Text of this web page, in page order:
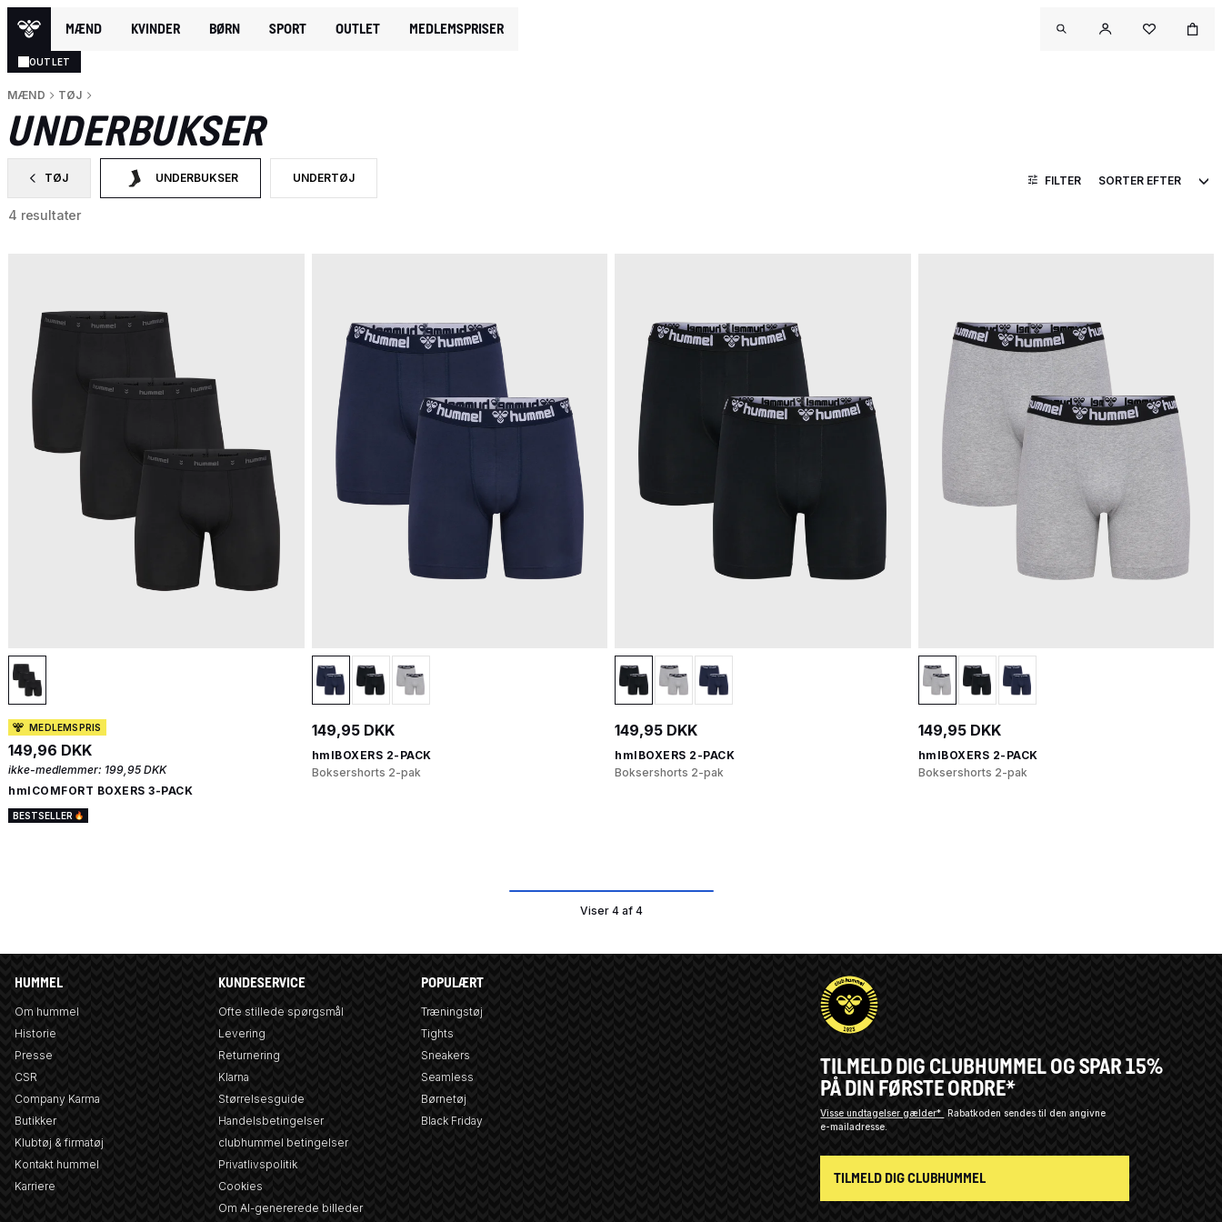
MÆND KVINDER BØRN SPORT OUTLET MEDLEMSPRISER
OUTLET
MÆND TØJ
UNDERBUKSER
TØJ
FILTRER EFTER CATEGORY: TØJ
UNDERBUKSER
VALGT I ØJEBLIKKET FILTRERES EFTER CATEGORY: UNDERBUKSER
UNDERTØJ
FILTRER EFTER PRODUKTTYPE: UNDERTØJ FILTER
4 resultater
MEDLEMSPRIS
149,96 DKK
ikke-medlemmer: 199,95 DKK
hmlCOMFORT BOXERS 3-PACK
BESTSELLER
149,95 DKK
hmlBOXERS 2-PACK
Boksershorts 2-pak
149,95 DKK
hmlBOXERS 2-PACK
Boksershorts 2-pak
149,95 DKK
hmlBOXERS 2-PACK
Boksershorts 2-pak
Viser 4 af 4
HUMMEL
Om hummel
Historie
Presse
CSR
Company Karma
Butikker
Klubtøj & firmatøj
Kontakt hummel
Karriere
KUNDESERVICE
Ofte stillede spørgsmål
Levering
Returnering
Klarna
Størrelsesguide
Handelsbetingelser
clubhummel betingelser
Privatlivspolitik
Cookies
Om AI-genererede billeder
POPULÆRT
Træningstøj
Tights
Sneakers
Seamless
Børnetøj
Black Friday
TILMELD DIG CLUBHUMMEL OG SPAR 15%
PÅ DIN FØRSTE ORDRE*
Visse undtagelser gælder* Rabatkoden sendes til den angivne
e-mailadresse.
TILMELD DIG CLUBHUMMEL